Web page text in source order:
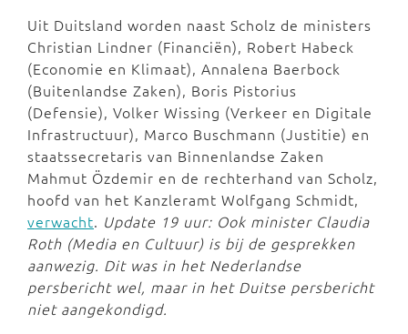
Uit Duitsland worden naast Scholz de ministers
Christian Lindner (Financiën), Robert Habeck
(Economie en Klimaat), Annalena Baerbock
(Buitenlandse Zaken), Boris Pistorius
(Defensie), Volker Wissing (Verkeer en Digitale
Infrastructuur), Marco Buschmann (Justitie) en
staatssecretaris van Binnenlandse Zaken
Mahmut Özdemir en de rechterhand van Scholz,
hoofd van het Kanzleramt Wolfgang Schmidt,
verwacht. Update 19 uur: Ook minister Claudia
Roth (Media en Cultuur) is bij de gesprekken
aanwezig. Dit was in het Nederlandse
persbericht wel, maar in het Duitse persbericht
niet aangekondigd.